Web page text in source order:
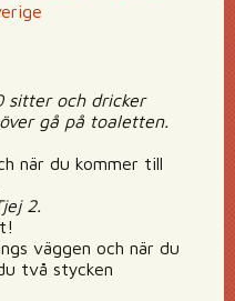
sitter och dricker
gå på toaletten.
när du kommer till
2.
väggen och när du
två stycken